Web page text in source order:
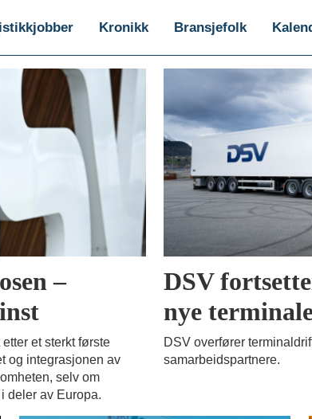
Kronikk Bransjefolk
–
et sterkt første
og integrasjonen av
selv om
deler av Europa.
DSV
nye
DSV overfører
samarbeidspartnere.